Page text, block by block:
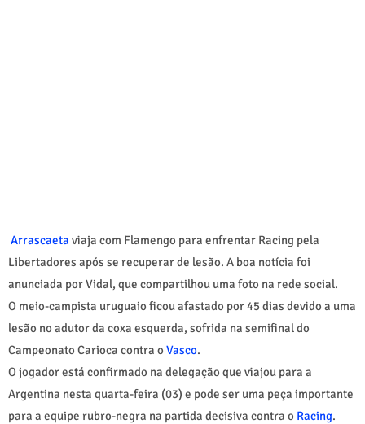
Arrascaeta viaja com Flamengo para enfrentar Racing pela
Libertadores após se recuperar de lesão. A boa notícia foi
anunciada por Vidal, que compartilhou uma foto na rede social.
O meio-campista uruguaio ficou afastado por 45 dias devido a uma
lesão no adutor da coxa esquerda, sofrida na semifinal do
Campeonato Carioca contra o Vasco.
O jogador está confirmado na delegação que viajou para a
Argentina nesta quarta-feira (03) e pode ser uma peça importante
para a equipe rubro-negra na partida decisiva contra o Racing.